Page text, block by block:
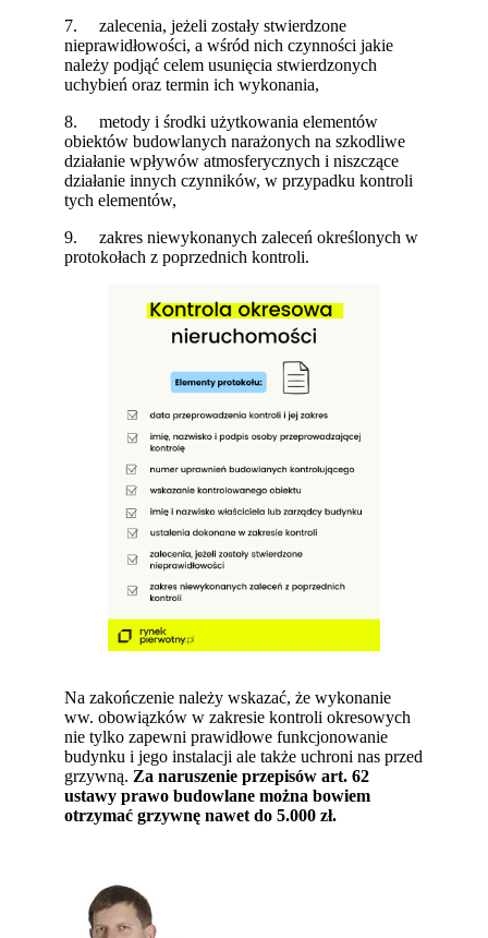
7. zalecenia, jeżeli zostały stwierdzone
nieprawidłowości, a wśród nich czynności jakie
należy podjąć celem usunięcia stwierdzonych
uchybień oraz termin ich wykonania,
8. metody i środki użytkowania elementów
obiektów budowlanych narażonych na szkodliwe
działanie wpływów atmosferycznych i niszczące
działanie innych czynników, w przypadku kontroli
tych elementów,
9. zakres niewykonanych zaleceń określonych w
protokołach z poprzednich kontroli.
Na zakończenie należy wskazać, że wykonanie
ww. obowiązków w zakresie kontroli okresowych
nie tylko zapewni prawidłowe funkcjonowanie
budynku i jego instalacji ale także uchroni nas przed
grzywną. Za naruszenie przepisów art. 62
ustawy prawo budowlane można bowiem
otrzymać grzywnę nawet do 5.000 zł.